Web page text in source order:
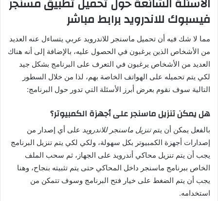
فيسبوك للاندرويد برابط مباشر
مما لا شك فيه أن تحميل ماسنجر للاندرويد عربي يتساءل عنه العديد
من الأشخاص الذين يرغبون في الحصول عليه، بالإضافة إلى أنه هناك
العديد من الأشخاص يرغبون في التعرف على البرنامج بشكل جيد
لكي يتم تحميله على الهواتف الخاصة بهم، لذا من خلال السطور
التالية سوف نقوم بعرض أبرز الأسئلة التي تدور حول البرنامج:
هل يمكن تنزيل ماسنجر على أجهزة الكمبيوتر؟
بالفعل يمكن أن يتمتنزيل ماسنجر للاندرويد على أي إصدار من
إصدارات أجهزة الكمبيوتر بكل سهولة، ولكي لكي يتم تنزيل البرنامج
يجب أن يتم تنزيل محاكي أندرويد على الجهاز، ثم سحب الملف
الخاص ببرنامج ماسنجر داخل المحاكي حتى يتم تثبيته بنجاح، وهنا
يجب أن يتم الضغط على خيار فتح البرنامج وسوف تتمكن من
استخدامه.